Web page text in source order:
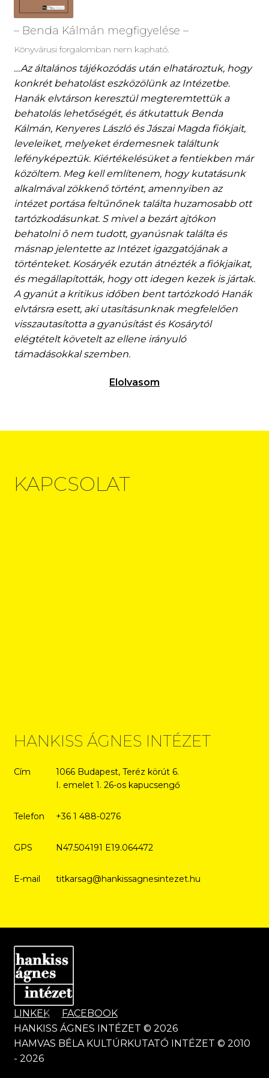
– Benda Kálmán megfigyelése –
Könyvárusi forgalomban nem kapható.
…Az általános tájékozódás után elhatároztuk, hogy
konkrét behatolásteszközölünk az Intézetbe.
Hanák elvtárson keresztül megteremtettüka
behatolás lehetőségét, és átkutattuk Benda
Kálmán, Kenyeres Lászlóés Jászai Magda fiókjait,
leveleiket, melyeket érdemesnek találtunk
lefényképeztük. Kiértékelésüket a fentiekben már
közöltem. Meg kellemlítenem, hogy kutatásunk
alkalmával zökkenő történt, amennyibenaz
intézet portása feltűnőnek találta huzamosabb ott
tartózkodásunkat.S mivel a bezárt ajtókon
behatolni ô nem tudott, gyanúsnak találtaés
másnap jelentette az Intézet igazgatójának a
történteket. Kosáryékezután átnézték a fiókjaikat,
és megállapították, hogy ott idegen kezekis jártak.
A gyanút a kritikus időben bent tartózkodó Hanák
elvtársraesett, aki utasításunknak megfelelően
visszautasította a gyanúsítást ésKosárytól
elégtételt követelt az ellene irányuló
támadásokkal szemben.
Elolvasom
KAPCSOLAT
HANKISS ÁGNES INTÉZET
Cím
1066 Budapest, Teréz körút 6.
I. emelet 1. 26-os kapucsengő
Telefon +36 1 488-0276
GPS N47.504191 E19.064472
E-mail titkarsag@hankissagnesintezet.hu
LINKEK
FACEBOOK
HANKISS ÁGNES INTÉZET © 2026
HAMVAS BÉLA KULTÚRKUTATÓ INTÉZET © 2010
- 2026